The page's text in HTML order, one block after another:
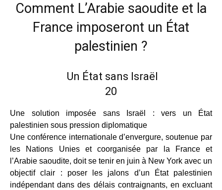
Comment L’Arabie saoudite et la
France imposeront un État
palestinien ?
Un État sans Israël
20
Une solution imposée sans Israël : vers un État
palestinien sous pression diplomatique
Une conférence internationale d’envergure, soutenue par
les Nations Unies et coorganisée par la France et
l’Arabie saoudite, doit se tenir en juin à New York avec un
objectif clair : poser les jalons d’un État palestinien
indépendant dans des délais contraignants, en excluant